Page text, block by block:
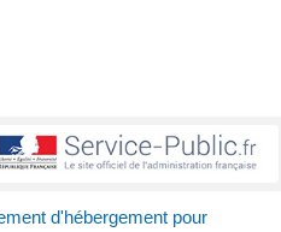
d'hébergement pour